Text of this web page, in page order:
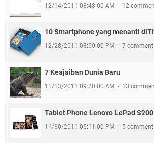
12/14/2011 08:48:00 AM 12
10 Smartphone yang menanti
12/28/2011 03:50:00 PM 7
7 Keajaiban Dunia Baru
11/13/2011 09:20:00 AM 13
Tablet Phone Lenovo LePad
11/30/2011 05:11:00 PM 5